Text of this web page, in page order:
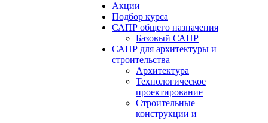
Акции
Подбор курса
САПР общего назначения
Базовый САПР
САПР для архитектуры и
строительства
Архитектура
Технологическое
проектирование
Строительные
конструкции и